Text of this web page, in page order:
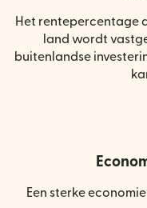
Het rentepercentage
land wordt
buitenlandse
Een sterke